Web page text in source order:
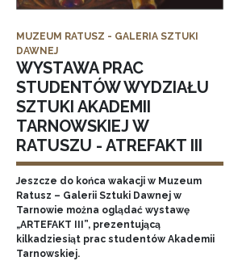
MUZEUM RATUSZ - GALERIA SZTUKI
DAWNEJ
WYSTAWA PRAC
STUDENTÓW WYDZIAŁU
SZTUKI AKADEMII
TARNOWSKIEJ W
RATUSZU - ATREFAKT III
Jeszcze do końca wakacji w Muzeum
Ratusz – Galerii Sztuki Dawnej w
Tarnowie można oglądać wystawę
„ARTEFAKT III”, prezentującą
kilkadziesiąt prac studentów Akademii
Tarnowskiej.